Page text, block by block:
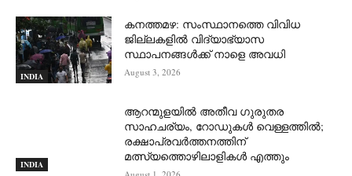
INDIA
കനത്തമഴ: സംസ്ഥാനത്തെ വിവിധ
ജില്ലകളിൽ വിദ്യാഭ്യാസ
സ്ഥാപനങ്ങൾക്ക് നാളെ അവധി
August 3, 2026
INDIA
ആറന്മുളയില്‍ അതീവ ഗുരുതര
സാഹചര്യം, റോഡുകള്‍ വെള്ളത്തില്‍;
രക്ഷാപ്രവര്‍ത്തനത്തിന്
മത്സ്യത്തൊഴിലാളികള്‍ എത്തും